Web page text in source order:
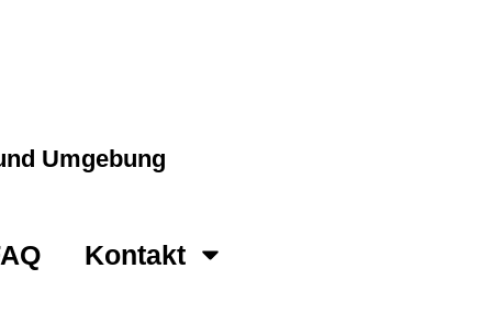
Umgebung
Kontakt